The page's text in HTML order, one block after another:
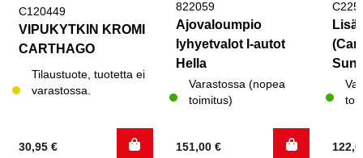
C120449
VIPUKYTKIN KROMI
CARTHAGO
Tilaustuote, tuotetta ei
varastossa.
30,95 €
822059
Ajovaloumpio
lyhyetvalot I-autot
Hella
Varastossa (nopea
toimitus)
151,00 €